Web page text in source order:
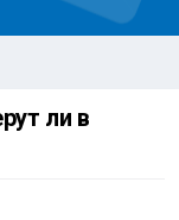
ли в